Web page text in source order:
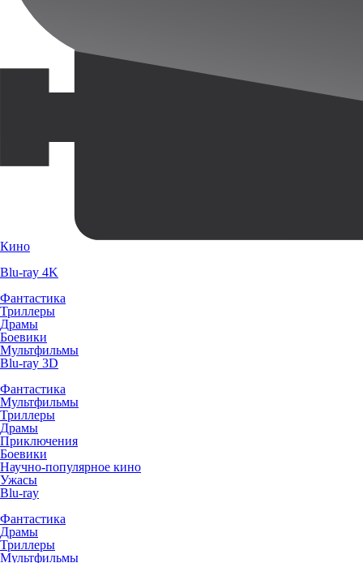
Кино
Blu-ray 4K
Фантастика
Триллеры
Драмы
Боевики
Мультфильмы
Blu-ray 3D
Фантастика
Мультфильмы
Триллеры
Драмы
Приключения
Боевики
Научно-популярное кино
Ужасы
Blu-ray
Фантастика
Драмы
Триллеры
Мультфильмы